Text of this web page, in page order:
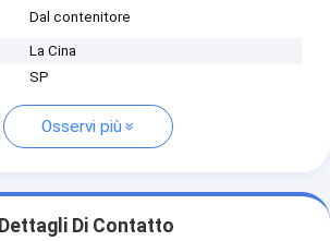
Dal contenitore
La Cina
SP
Osservi più
Dettagli Di Contatto